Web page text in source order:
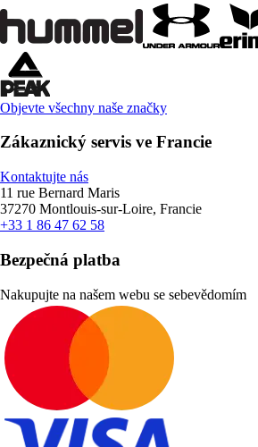
Objevte všechny naše značky
Zákaznický servis ve Francie
Kontaktujte nás
11 rue Bernard Maris
37270 Montlouis-sur-Loire, Francie
+33 1 86 47 62 58
Bezpečná platba
Nakupujte na našem webu se sebevědomím